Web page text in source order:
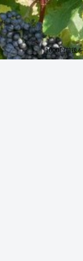
1000円前後